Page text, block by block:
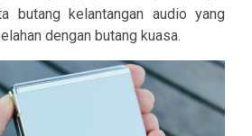
butang kelantangan audio yang
dengan butang kuasa.